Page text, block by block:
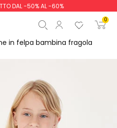
DAL -50% AL -60%
0
in felpa bambina fragola